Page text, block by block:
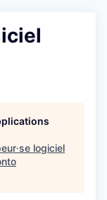
logiciel